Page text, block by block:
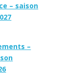
– saison
–